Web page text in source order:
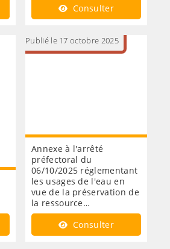
Consulter
Publié le 17 octobre 2025
Annexe à l'arrêté
préfectoral du
06/10/2025 réglementant
les usages de l'eau en
vue de la préservation de
la ressource…
Consulter